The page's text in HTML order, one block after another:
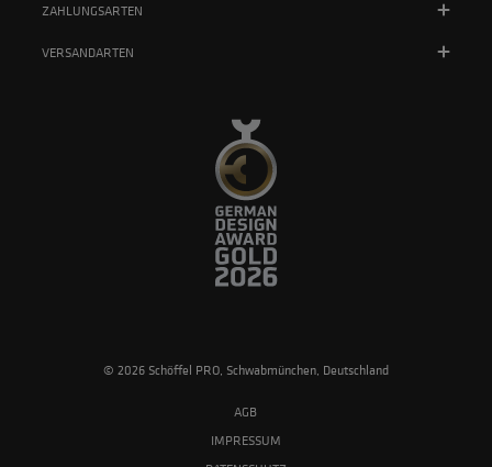
ZAHLUNGSARTEN
VERSANDARTEN
© 2026 Schöffel PRO, Schwabmünchen, Deutschland
AGB
IMPRESSUM